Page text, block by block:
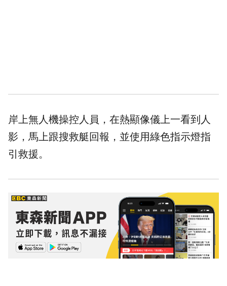
岸上無人機操控人員，在熱顯像儀上一看到人
影，馬上跟搜救艇回報，並使用綠色指示燈指
引救援。